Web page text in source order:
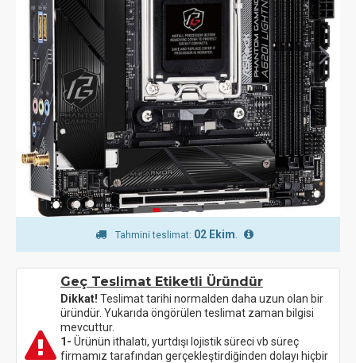
Tahmini teslimat: 02 Ekim
Geç Teslimat Etiketli Üründür
Dikkat! Teslimat tarihi normalden daha uzun olan bir
üründür. Yukarıda öngörülen teslimat zaman bilgisi
mevcuttur.
1- Ürünün ithalatı, yurtdışı lojistik süreci vb süreç
firmamız tarafından gerçekleştirdiğinden dolayı hiçbir